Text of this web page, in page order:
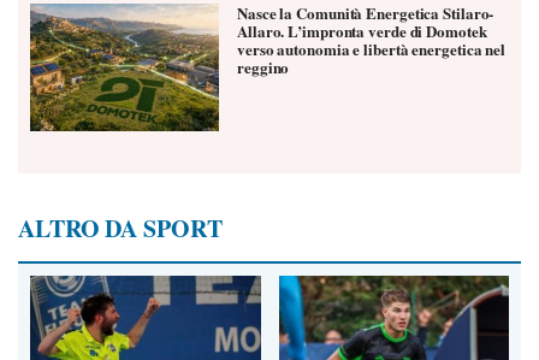
Nasce la Comunità Energetica Stilaro-
Allaro. L’impronta verde di Domotek
verso autonomia e libertà energetica nel
reggino
ALTRO DA SPORT